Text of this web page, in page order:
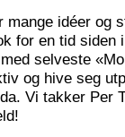
mange idéer og
for en tid siden
selveste
og hive seg
Vi takker Per